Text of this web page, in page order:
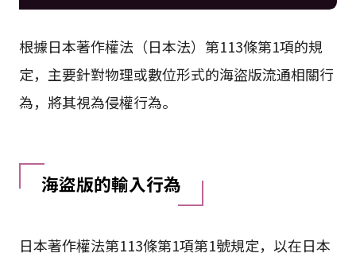
根據日本著作權法（日本法）第113條第1項的規
定，主要針對物理或數位形式的海盜版流通相關行
為，將其視為侵權行為。
海盜版的輸入行為
日本著作權法第113條第1項第1號規定，以在日本